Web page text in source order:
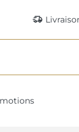
delivery_truck_speed